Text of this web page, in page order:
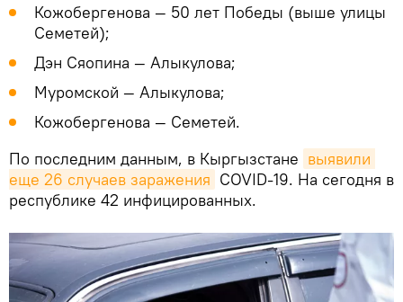
Кожобергенова — 50 лет Победы (выше улицы
Семетей);
Дэн Сяопина — Алыкулова;
Муромской — Алыкулова;
Кожобергенова — Семетей.
По последним данным, в Кыргызстане выявили
еще 26 случаев заражения COVID-19. На сегодня в
республике 42 инфицированных.